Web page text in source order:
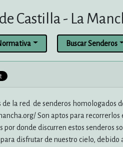
Castilla - La
Buscar Senderos
de la red de senderos homologados
Son aptos para
donde discurren estos senderos
disfrutar de nuestro cielo, debido